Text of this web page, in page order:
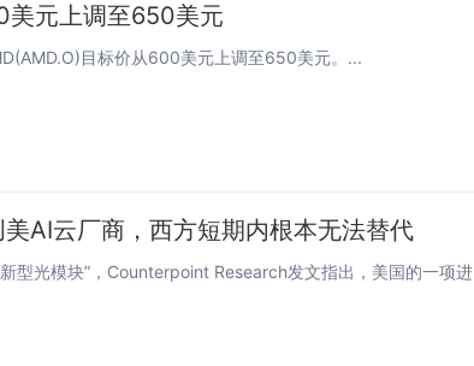
美元上调至650美元
目标价从600美元上调至650美元。...
AI云厂商，西方短期内根本无法替代
型光模块”，Counterpoint Research发文指出，美国的一项